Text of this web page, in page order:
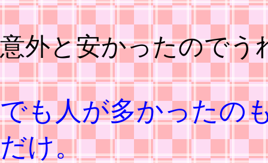
意外と安かったのでう
でも人が多かったの
だけ。